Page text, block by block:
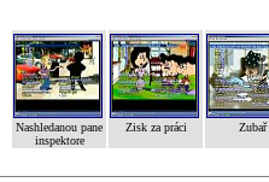
Nashledanou pane
inspektore
Zisk za práci Zubař